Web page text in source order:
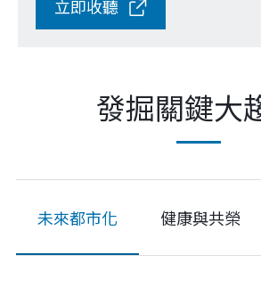
發掘關鍵大